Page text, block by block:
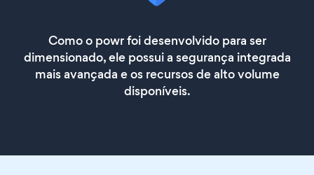
Como o powr foi desenvolvido para ser
dimensionado, ele possui a segurança integrada
mais avançada e os recursos de alto volume
disponíveis.